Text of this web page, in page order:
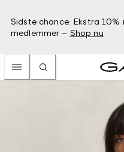
Sidste chance: Ekstra
medlemmer – Shop nu